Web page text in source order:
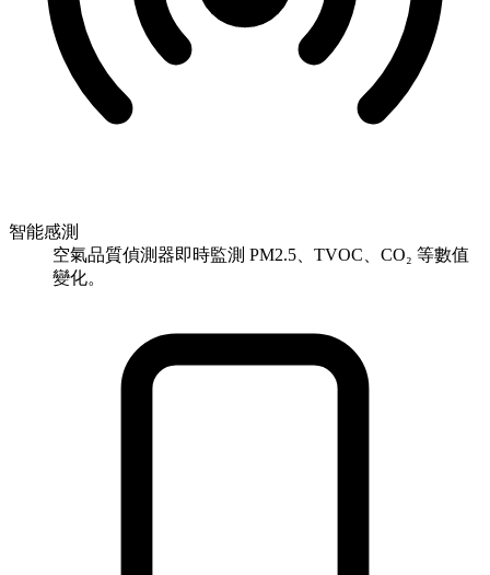
智能感測
空氣品質偵測器即時監測 PM2.5、TVOC、CO₂ 等數值
變化。